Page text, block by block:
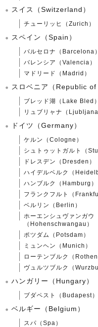
スイス（Switzerland）
チューリッヒ（Zurich）
スペイン（Spain）
バルセロナ（Barcelona）
バレンシア（Valencia）
マドリード（Madrid）
スロベニア（Republic of
ブレッド湖（Lake Bled）
リュブリャナ（Ljubljana
ドイツ（Germany）
ケルン（Cologne）
シュトゥットガルト（
ドレスデン（Dresden）
ハイデルベルク（
ハンブルク（Hamburg）
フランクフルト（
ベルリン（Berlin）
ホーエンシュヴァンガウ
（Hohenschwangau）
ポツダム（Potsdam）
ミュンヘン（Munich）
ローテンブルク（
ヴュルツブルク（
ハンガリー（Hungary）
ブダペスト（Budapest）
ベルギー（Belgium）
スパ（Spa）